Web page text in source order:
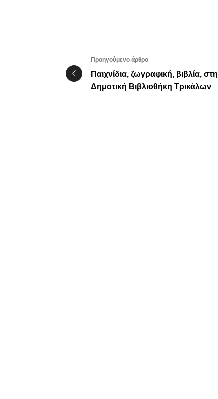
Προηγούμενο άρθρο
Παιχνίδια, ζωγραφική, βιβλία, στη
Δημοτική Βιβλιοθήκη Τρικάλων